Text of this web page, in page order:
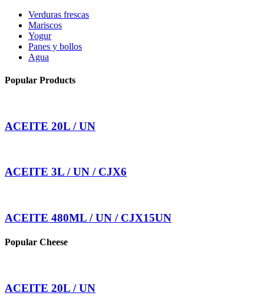
Verduras frescas
Mariscos
Yogur
Panes y bollos
Agua
Popular Products
ACEITE 20L / UN
ACEITE 3L / UN / CJX6
ACEITE 480ML / UN / CJX15UN
Popular Cheese
ACEITE 20L / UN